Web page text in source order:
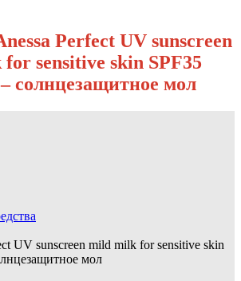
Perfect UV sunscreen
sensitive skin SPF35
солнцезащитное мол
UV sunscreen mild milk for sensitive skin
мол